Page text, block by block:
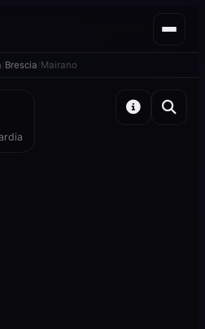
Brescia Mairano